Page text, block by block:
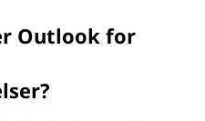
Outlook for